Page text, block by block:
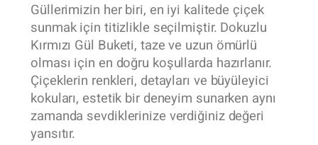
Güllerimizin her biri, en iyi kalitede çiçek
sunmak için titizlikle seçilmiştir. Dokuzlu
Kırmızı Gül Buketi, taze ve uzun ömürlü
olması için en doğru koşullarda hazırlanır.
Çiçeklerin renkleri, detayları ve büyüleyici
kokuları, estetik bir deneyim sunarken aynı
zamanda sevdiklerinize verdiğiniz değeri
yansıtır.